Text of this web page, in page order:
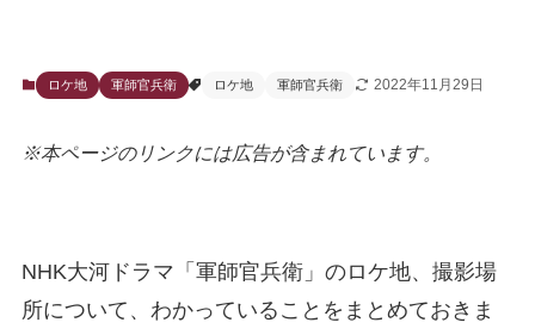
ロケ地 軍師官兵衛 ロケ地 軍師官兵衛 2022年11月29日
※本ページのリンクには広告が含まれています。
NHK大河ドラマ「軍師官兵衛」のロケ地、撮影場
所について、わかっていることをまとめておきま